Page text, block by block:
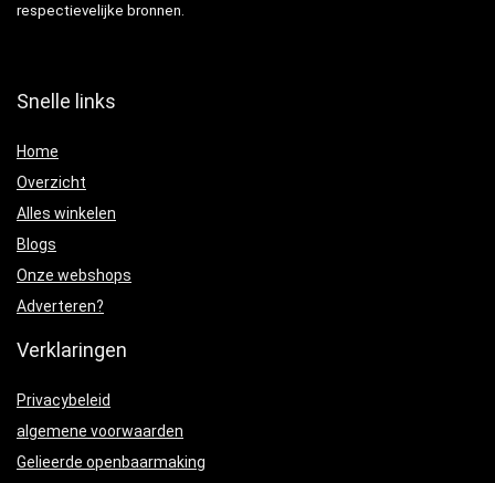
respectievelijke bronnen.
Snelle links
Home
Overzicht
Alles winkelen
Blogs
Onze webshops
Adverteren?
Verklaringen
Privacybeleid
algemene voorwaarden
Gelieerde openbaarmaking